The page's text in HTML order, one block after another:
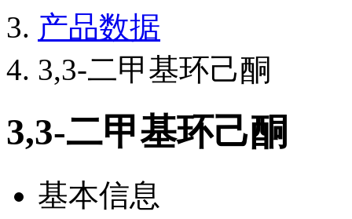
产品数据
3,3-二甲基环己酮
3,3-二甲基环己酮
基本信息